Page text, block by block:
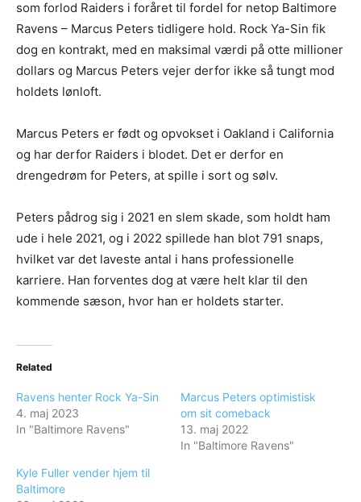
som forlod Raiders i foråret til fordel for netop Baltimore
Ravens – Marcus Peters tidligere hold. Rock Ya-Sin fik
dog en kontrakt, med en maksimal værdi på otte millioner
dollars og Marcus Peters vejer derfor ikke så tungt mod
holdets lønloft.
Marcus Peters er født og opvokset i Oakland i California
og har derfor Raiders i blodet. Det er derfor en
drengedrøm for Peters, at spille i sort og sølv.
Peters pådrog sig i 2021 en slem skade, som holdt ham
ude i hele 2021, og i 2022 spillede han blot 791 snaps,
hvilket var det laveste antal i hans professionelle
karriere. Han forventes dog at være helt klar til den
kommende sæson, hvor han er holdets starter.
Related
Ravens henter Rock Ya-Sin
4. maj 2023
In "Baltimore Ravens"
Marcus Peters optimistisk
om sit comeback
13. maj 2022
In "Baltimore Ravens"
Kyle Fuller vender hjem til
Baltimore